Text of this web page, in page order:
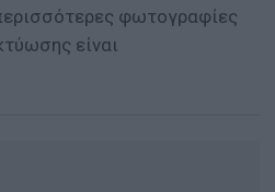
φωτογραφίες
είναι